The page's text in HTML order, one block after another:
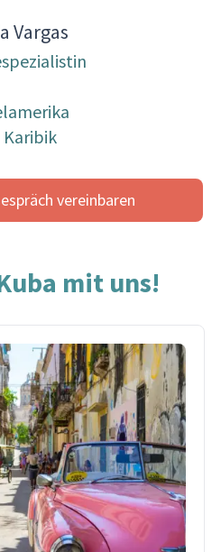
Vargas
Karibik
vereinbaren
mit uns!